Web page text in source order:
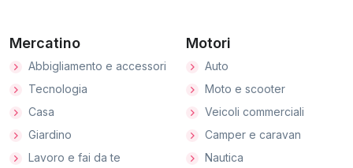
Mercatino
Abbigliamento e accessori
Tecnologia
Casa
Giardino
Lavoro e fai da te
Motori
Auto
Moto e scooter
Veicoli commerciali
Camper e caravan
Nautica